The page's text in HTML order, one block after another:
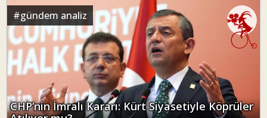
#gündem analiz
CHP’nin İmralı Kararı: Kürt Siyasetiyle Köprüler